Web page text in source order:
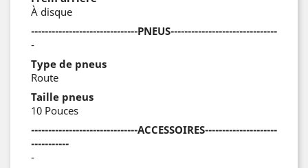
À disque
-------------------------------PNEUS-------------------------------
-
Type de pneus
Route
Taille pneus
10 Pouces
-------------------------------ACCESSOIRES---------------------
-----------
-